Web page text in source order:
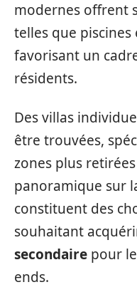
modernes offrent
telles que piscines
favorisant un
résidents.
Des villas
être trouvées,
zones plus
panoramique sur
constituent des
souhaitant
secondaire pour
ends.